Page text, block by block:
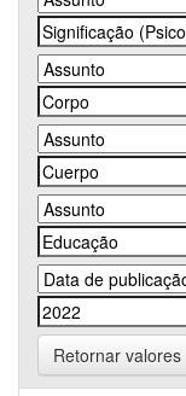
Retornar valores